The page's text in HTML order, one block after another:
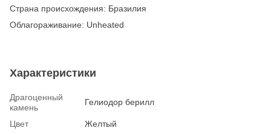
Страна происхождения: Бразилия
Облагораживание: Unheated
Характеристики
Драгоценный
камень
Гелиодор берилл
Цвет
Желтый